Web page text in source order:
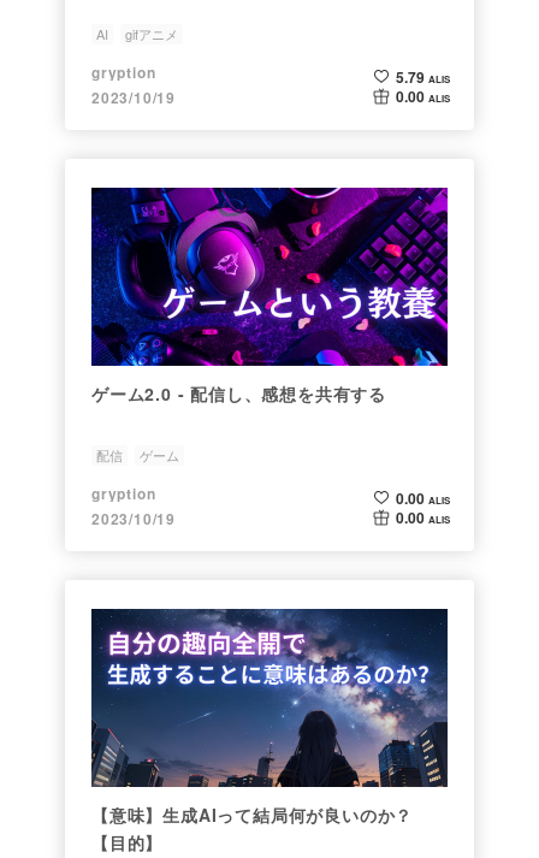
AI gifアニメ
gryption
2023/10/19
5.79 ALIS
0.00 ALIS
ゲーム2.0 - 配信し、感想を共有する
配信 ゲーム
gryption
2023/10/19
0.00 ALIS
0.00 ALIS
【意味】生成AIって結局何が良いのか？
【目的】